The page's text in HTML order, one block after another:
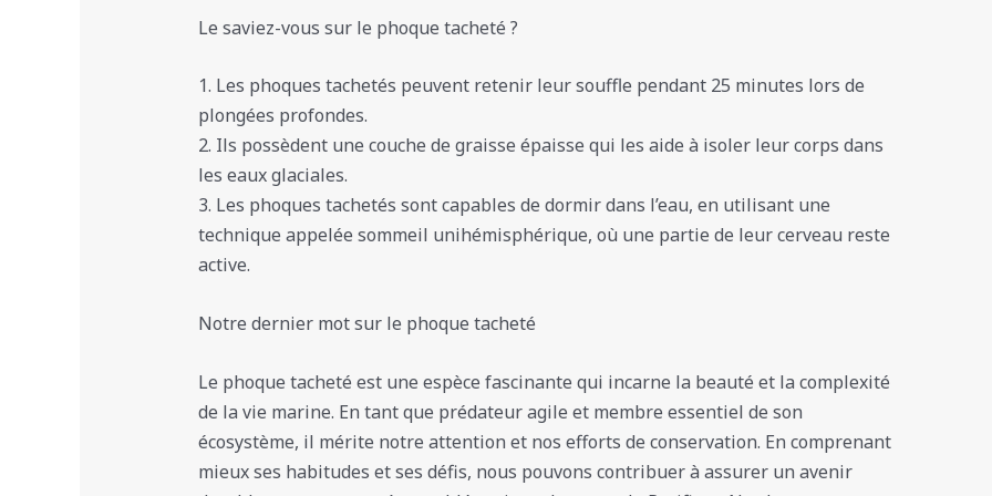
Le saviez-vous sur le phoque tacheté ?
1. Les phoques tachetés peuvent retenir leur souffle pendant 25 minutes lors de
plongées profondes.
2. Ils possèdent une couche de graisse épaisse qui les aide à isoler leur corps dans
les eaux glaciales.
3. Les phoques tachetés sont capables de dormir dans l’eau, en utilisant une
technique appelée sommeil unihémisphérique, où une partie de leur cerveau reste
active.
Notre dernier mot sur le phoque tacheté
Le phoque tacheté est une espèce fascinante qui incarne la beauté et la complexité
de la vie marine. En tant que prédateur agile et membre essentiel de son
écosystème, il mérite notre attention et nos efforts de conservation. En comprenant
mieux ses habitudes et ses défis, nous pouvons contribuer à assurer un avenir